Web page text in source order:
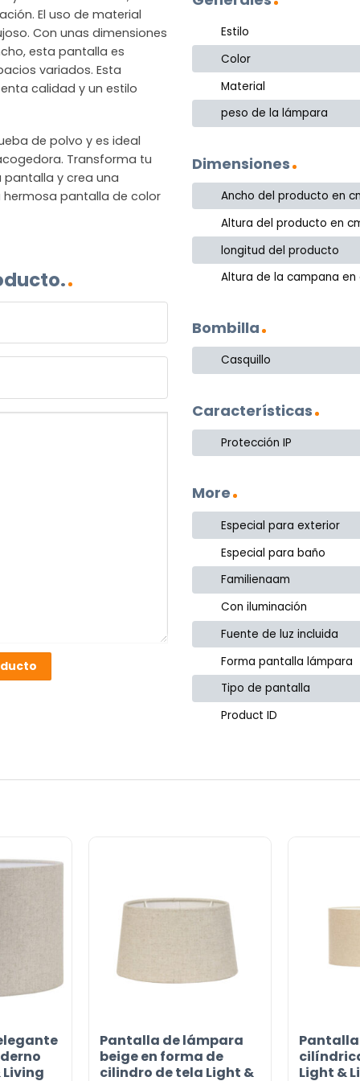
El uso de material
Con unas dimensiones
esta pantalla es
variados. Esta
calidad y un estilo
de polvo y es ideal
Transforma tu
y crea una
pantalla de color
Estilo
Color
Material
peso de la lámpara
Dimensiones
Ancho del producto en
Altura del producto en
longitud del producto
Altura de la campana en
Bombilla
Casquillo
Características
Protección IP
More
Especial para exterior
Especial para baño
Familienaam
Con iluminación
Fuente de luz incluida
Forma pantalla lámpara
Tipo de pantalla
Product ID
Pantalla de lámpara
beige en forma de
cilindro de tela Light &
Light &